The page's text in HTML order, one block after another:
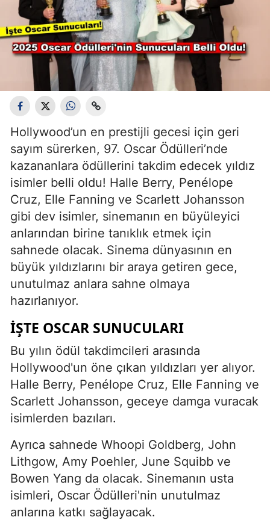
Hollywood’un en prestijli gecesi için geri
sayım sürerken, 97. Oscar Ödülleri’nde
kazananlara ödüllerini takdim edecek yıldız
isimler belli oldu! Halle Berry, Penélope
Cruz, Elle Fanning ve Scarlett Johansson
gibi dev isimler, sinemanın en büyüleyici
anlarından birine tanıklık etmek için
sahnede olacak. Sinema dünyasının en
büyük yıldızlarını bir araya getiren gece,
unutulmaz anlara sahne olmaya
hazırlanıyor.
İŞTE OSCAR SUNUCULARI
Bu yılın ödül takdimcileri arasında
Hollywood'un öne çıkan yıldızları yer alıyor.
Halle Berry, Penélope Cruz, Elle Fanning ve
Scarlett Johansson, geceye damga vuracak
isimlerden bazıları.
Ayrıca sahnede Whoopi Goldberg, John
Lithgow, Amy Poehler, June Squibb ve
Bowen Yang da olacak. Sinemanın usta
isimleri, Oscar Ödülleri'nin unutulmaz
anlarına katkı sağlayacak.